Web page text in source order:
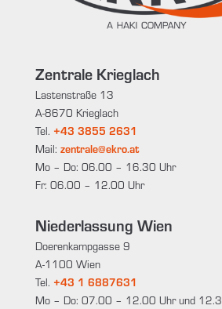
Zentrale Krieglach
Lastenstraße 13
A-8670 Krieglach
Tel. +43 3855 2631
Mail: zentrale@ekro.at
Mo – Do: 06.00 – 16.30 Uhr
Fr: 06.00 – 12.00 Uhr
Niederlassung Wien
Doerenkampgasse 9
A-1100 Wien
Tel. +43 1 6887631
Mo – Do: 07.00 – 12.00 Uhr und